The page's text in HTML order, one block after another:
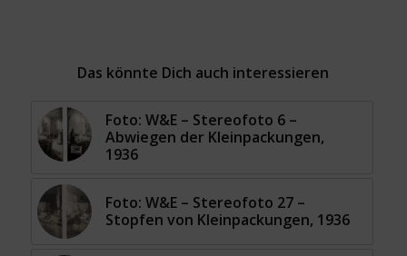
Das könnte Dich auch interessieren
Foto: W&E – Stereofoto 6 –
Abwiegen der Kleinpackungen,
1936
Foto: W&E – Stereofoto 27 –
Stopfen von Kleinpackungen, 1936